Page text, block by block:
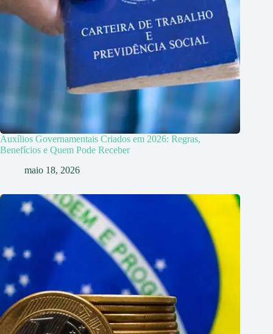
Auxílios Governamentais Criados em 2026: Regras,
Benefícios e Quem Pode Receber
maio 18, 2026